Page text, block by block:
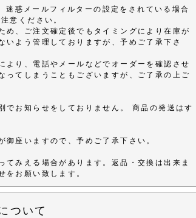
メールフィルターの設定をされている場合
意ください。
め、ご注文確定後でもタイミングにより在庫が
よう管理しておりますが、予めご了承下さ
より、電話やメールなどでオーダーを確認させ
ってしまうこともございますが、ご了承の上ご
でお知らせをしておりません。 商品の発送はす
座いますので、予めご了承下さい。
みえる場合があります。返品・交換は出来ま
をお願い致します。
ついて